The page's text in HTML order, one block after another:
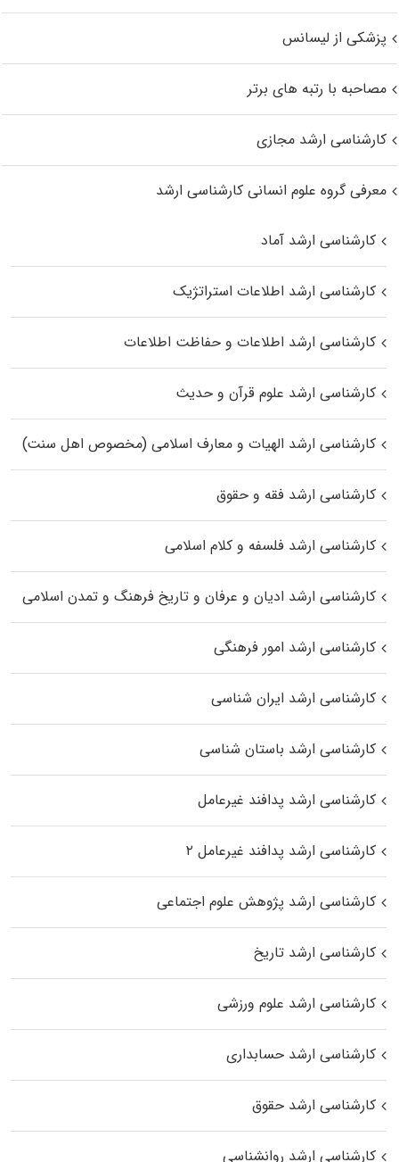
پزشکی از لیسانس
مصاحبه با رتبه های برتر
کارشناسی ارشد مجازی
معرفی گروه علوم انسانی کارشناسی ارشد
کارشناسی ارشد آماد
کارشناسی ارشد اطلاعات استراتژیک
کارشناسی ارشد اطلاعات و حفاظت اطلاعات
کارشناسی ارشد علوم قرآن و حدیث
کارشناسی ارشد الهیات و معارف اسلامی (مخصوص اهل سنت)
کارشناسی ارشد فقه و حقوق
کارشناسی ارشد فلسفه و کلام اسلامی
کارشناسی ارشد ادیان و عرفان و تاریخ فرهنگ و تمدن اسلامی
کارشناسی ارشد امور فرهنگی
کارشناسی ارشد ایران شناسی
کارشناسی ارشد باستان شناسی
کارشناسی ارشد پدافند غیرعامل
کارشناسی ارشد پدافند غیرعامل ۲
کارشناسی ارشد پژوهش علوم اجتماعی
کارشناسی ارشد تاریخ
کارشناسی ارشد علوم ورزشی
کارشناسی ارشد حسابداری
کارشناسی ارشد حقوق
کارشناسی ارشد روانشناسی